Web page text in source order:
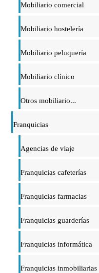
Mobiliario comercial
Mobiliario hostelería
Mobiliario peluquería
Mobiliario clínico
Otros mobiliario...
Franquicias
Agencias de viaje
Franquicias cafeterías
Franquicias farmacias
Franquicias guarderías
Franquicias informática
Franquicias inmobiliarias